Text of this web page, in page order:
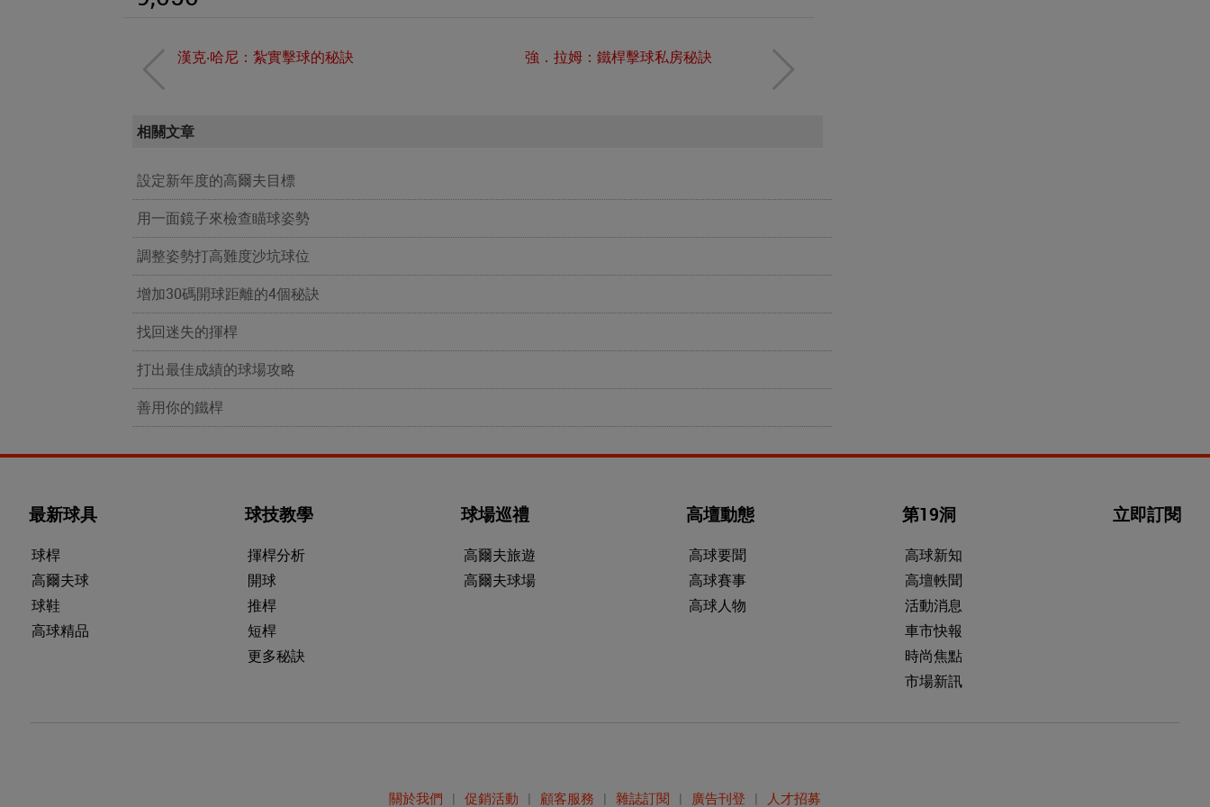
漢克‧哈尼：紮實擊球的秘訣 強．拉姆：鐵桿擊球私房秘訣
相關文章
設定新年度的高爾夫目標
用一面鏡子來檢查瞄球姿勢
調整姿勢打高難度沙坑球位
增加30碼開球距離的4個秘訣
找回迷失的揮桿
打出最佳成績的球場攻略
善用你的鐵桿
最新球具
球桿
高爾夫球
球鞋
高球精品
球技教學
揮桿分析
開球
推桿
短桿
更多秘訣
球場巡禮
高爾夫旅遊
高爾夫球場
高壇動態
高球要聞
高球賽事
高球人物
第19洞
高球新知
高壇軼聞
活動消息
車市快報
時尚焦點
市場新訊
立即訂閱
關於我們 | 促銷活動 | 顧客服務 | 雜誌訂閱 | 廣告刊登 | 人才招募